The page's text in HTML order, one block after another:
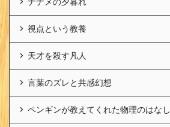
視点という教養
天才を殺す凡人
言葉のズレと共感幻想
ペンギンが教えてくれた物理のはなし